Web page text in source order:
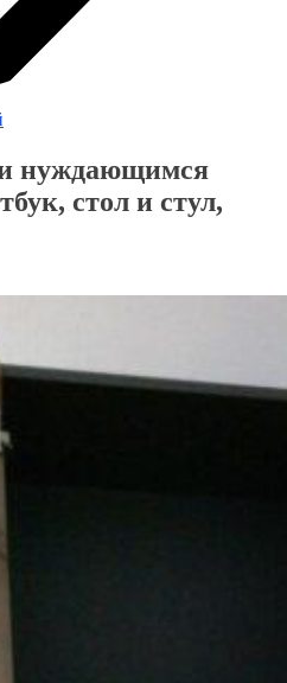
нуждающимся
стол и стул,